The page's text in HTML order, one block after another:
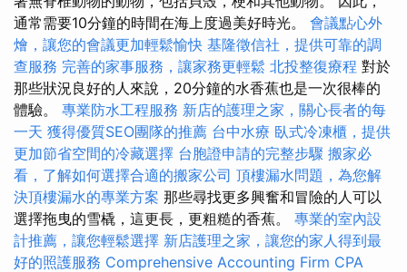
通常需要10分鐘的時間在海上度過美好時光。 會議點心外
燴，讓您的會議更加輕鬆愉快 基隆徵信社，提供可靠的調
查服務 完善的家事服務，讓家務更輕鬆 北投整復療程 對於
那些狀況良好的人來說，20分鐘的水香蕉也是一次很棒的
體驗。 專業防水工程服務 新店的護理之家，關心長者的每
一天 獲得優質SEO團隊的推薦 台中水療 臥式冷凍櫃，提供
更加節省空間的冷藏選擇 台胞證申請的完整步驟 搬家必
看，了解如何選擇合適的搬家公司 頂樓漏水問題，為您解
決頂樓漏水的專業方案 那些尋找更多興奮和冒險的人可以
選擇拖曳的雪橇，這更長，更粗糙的香蕉。 專業的室內設
計推薦，讓您輕鬆選擇 新店護理之家，讓您的家人得到最
好的照護服務 Comprehensive Accounting Firm CPA